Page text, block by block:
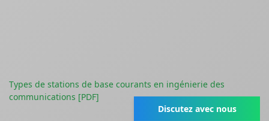
Types de stations de base courants en ingénierie des
communications [PDF]
Discutez avec nous